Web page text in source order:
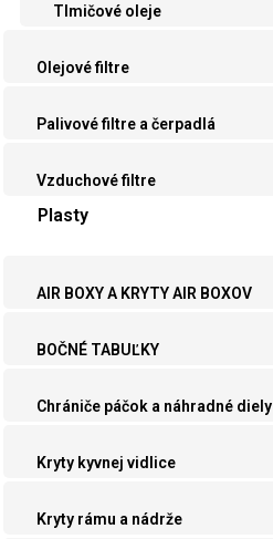
Tlmičové oleje
Olejové filtre
Palivové filtre a čerpadlá
Vzduchové filtre
Plasty
AIR BOXY A KRYTY AIR BOXOV
BOČNÉ TABUĽKY
Chrániče páčok a náhradné diely
Kryty kyvnej vidlice
Kryty rámu a nádrže